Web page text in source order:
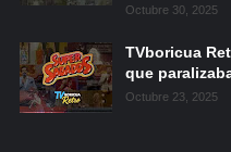
Octubre 30, 2025
TVboricua
que
Octubre 23, 2025